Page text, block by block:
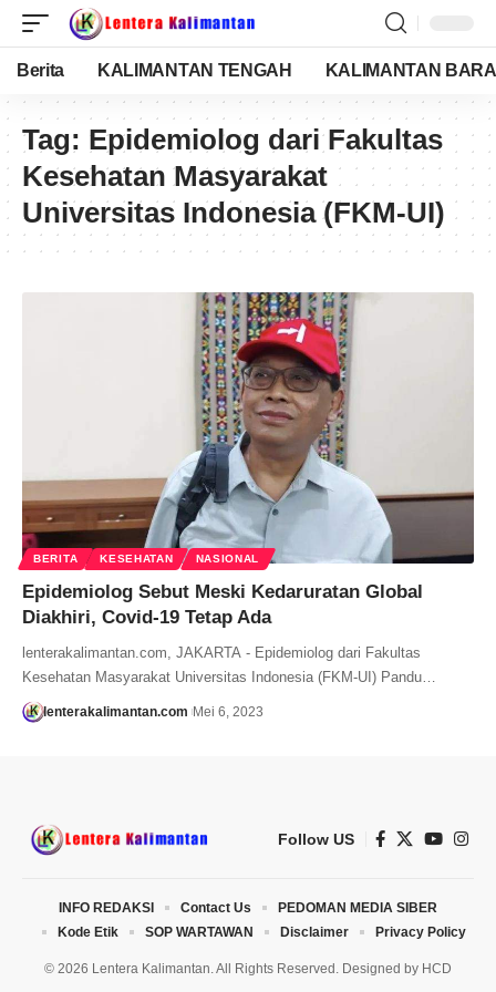
Berita KALIMANTAN TENGAH KALIMANTAN
Tag: Epidemiolog dari Fakultas
Kesehatan Masyarakat
Universitas Indonesia (FKM-UI)
BERITA KESEHATAN NASIONAL
Epidemiolog Sebut Meski Kedaruratan Global
Diakhiri, Covid-19 Tetap Ada
lenterakalimantan.com, JAKARTA - Epidemiolog dari Fakultas
Kesehatan Masyarakat Universitas Indonesia (FKM-UI) Pandu…
lenterakalimantan.com Mei 6, 2023
Follow US
© 2026 Lentera Kalimantan. All Rights Reserved. Designed by HCD
INFO REDAKSI Contact Us
PEDOMAN MEDIA SIBER
Kode Etik
SOP WARTAWAN Disclaimer Privacy Policy